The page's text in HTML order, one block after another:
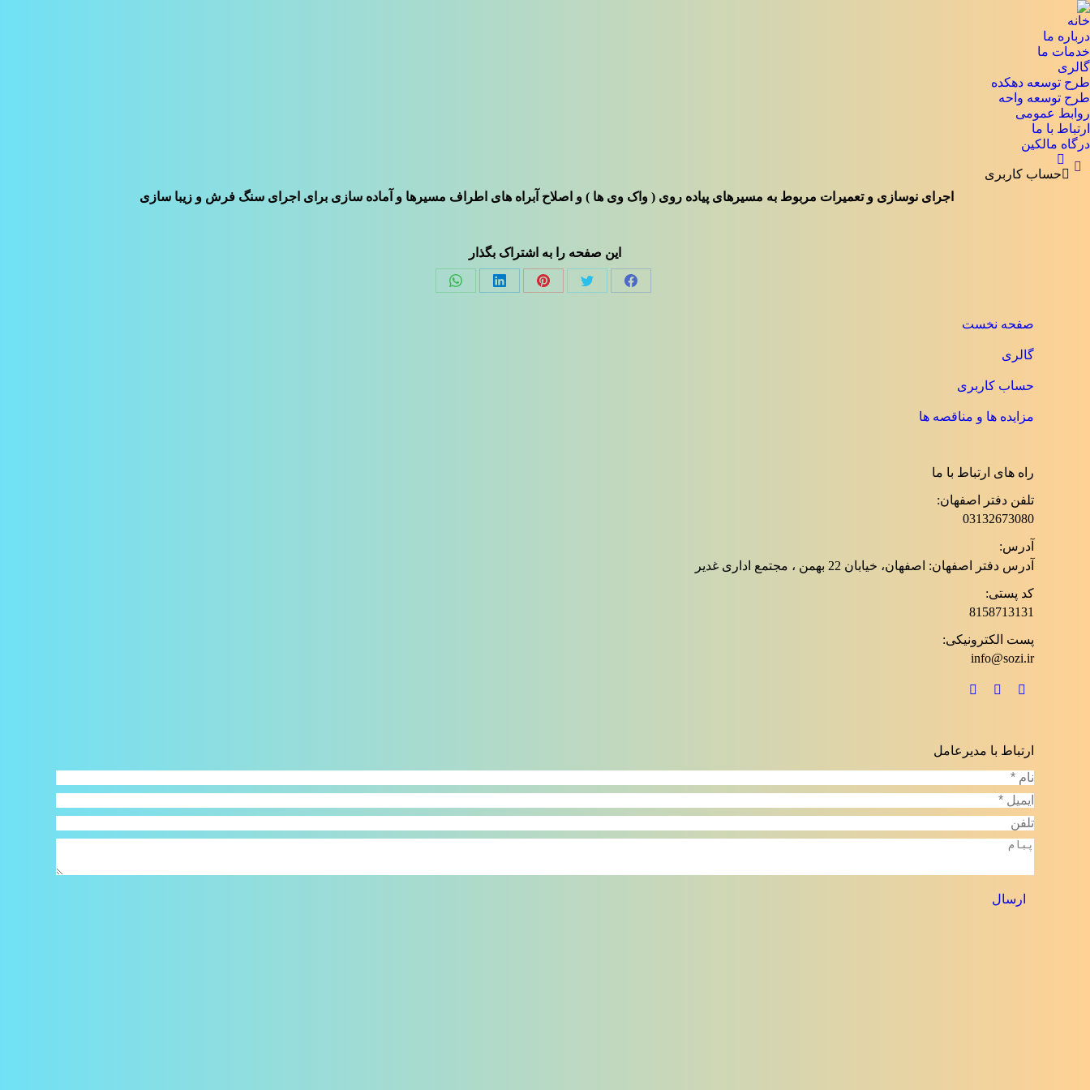
خانه
درباره ما
خدمات ما
گالری
طرح توسعه دهکده
طرح توسعه واحه
روابط عمومی
ارتباط با ما
درگاه مالکین
جستجو:
حساب کاربری
اجرای نوسازی و تعمیرات مربوط به مسیرهای پیاده روی ( واک وی ها ) و اصلاح آبراه های اطراف مسیرها و آماده سازی برای اجرای سنگ فرش و زیبا سازی
این صفحه را به اشتراک بگذار
Share
Share
Share
Share
Share
صفحه نخست
گالری
حساب کاربری
مزایده ها و مناقصه ها
راه های ارتباط با ما
تلفن دفتر اصفهان:
03132673080
آدرس:
آدرس دفتر اصفهان: اصفهان، خیابان 22 بهمن ، مجتمع اداری غدیر
کد پستی:
8158713131
پست الکترونیکی:
info@sozi.ir
مارا در اینجا پیدا کنید:
opens
new
window
opens
new
window
opens
in
new
window
ارتباط با مدیرعامل
نام *
ایمیل *
تلفن
پبام
ارسال